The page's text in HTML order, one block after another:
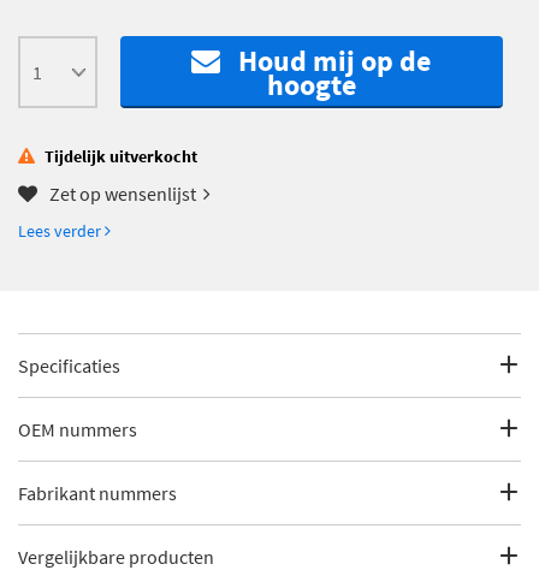
Houd mij op de
hoogte
Tijdelijk uitverkocht
Zet op wensenlijst
Lees verder
Specificaties
Fabrikantcode
Categorie
EGR-klep
OEM nummers
Ford
Ford
DS7Q9D475DA
Fabrikant nummers
EV171C
Vergelijkbare producten